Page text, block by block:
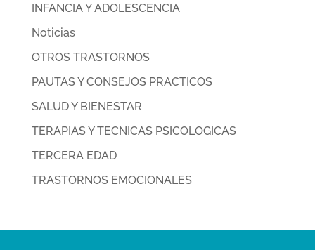
INFANCIA Y ADOLESCENCIA
Noticias
OTROS TRASTORNOS
PAUTAS Y CONSEJOS PRACTICOS
SALUD Y BIENESTAR
TERAPIAS Y TECNICAS PSICOLOGICAS
TERCERA EDAD
TRASTORNOS EMOCIONALES